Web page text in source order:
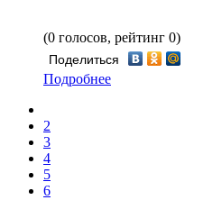
(0 голосов, рейтинг 0)
Поделиться
Подробнее
2
3
4
5
6